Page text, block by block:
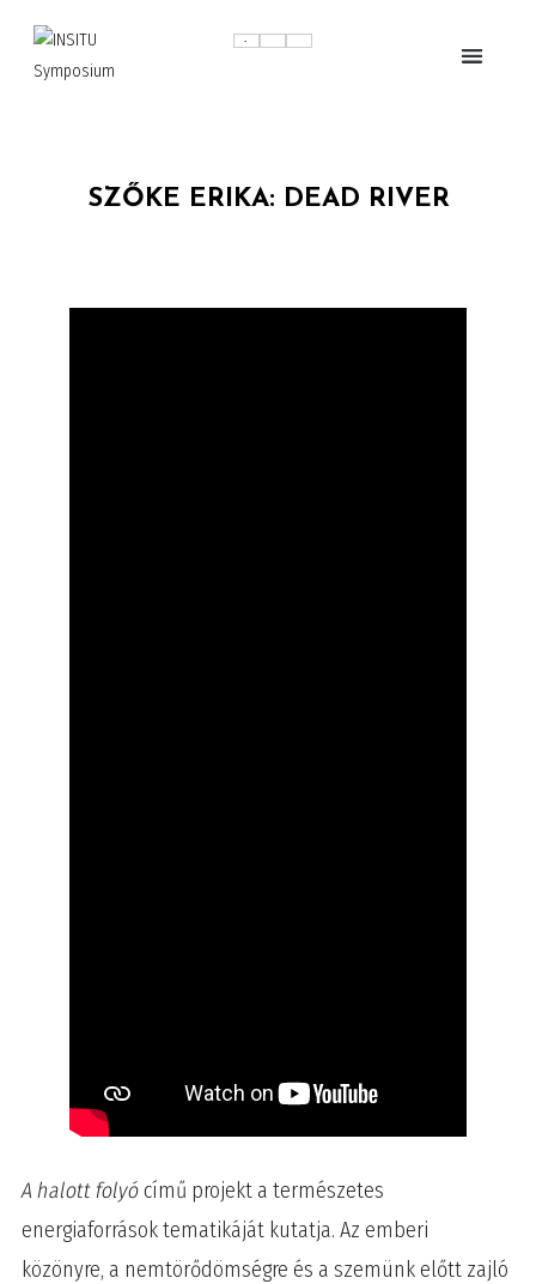
SZŐKE ERIKA: DEAD RIVER
A halott folyó című projekt a természetes
energiaforrások tematikáját kutatja. Az emberi
közönyre, a nemtörődömségre és a szemünk előtt zajló